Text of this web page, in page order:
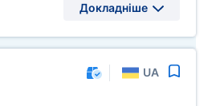
Докладніше
UA